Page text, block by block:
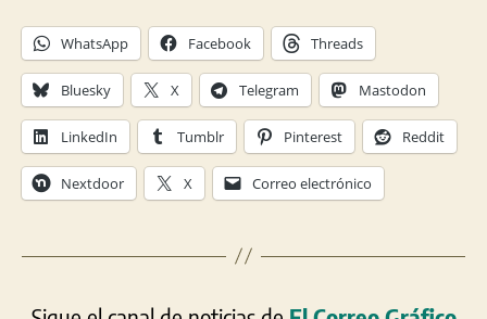
WhatsApp Facebook Threads
Bluesky X Telegram Mastodon
LinkedIn Tumblr Pinterest Reddit
Nextdoor X Correo electrónico